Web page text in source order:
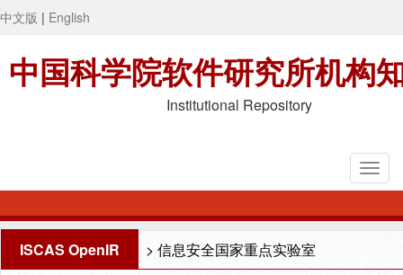
中文版 | English
中国科学院软件研究所机构
Institutional Repository
ISCAS OpenIR > 信息安全国家重点实验室